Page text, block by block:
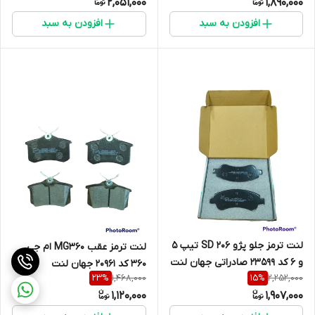
افزودن به سبد افزودن به سبد
لنت ترمز جلو پژو 206 SD تیپ 5
و 6 کد 23599 صادراتی جهان لنت
2,252,000
15%
1,907,000
لنت ترمز عقب MG360 ام جی
360 کد 20961 جهان لنت
1,468,000
23%
1,120,000